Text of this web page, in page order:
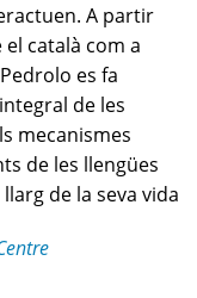
A partir
el català com a
es fa
de les
mecanismes
de les llengües
de la seva vida